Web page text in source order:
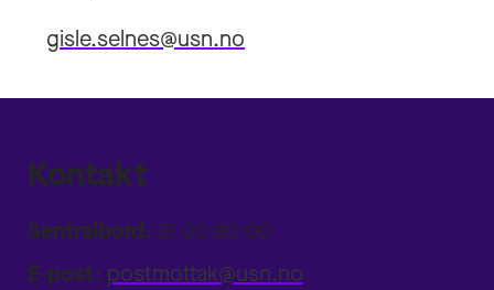
gisle.selnes@usn.no
Kontakt
Sentralbord: 31 00 80 00
E-post: postmottak@usn.no